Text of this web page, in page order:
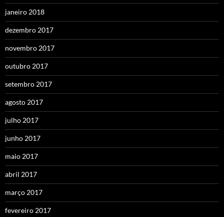
janeiro 2018
dezembro 2017
novembro 2017
outubro 2017
setembro 2017
agosto 2017
julho 2017
junho 2017
maio 2017
abril 2017
março 2017
fevereiro 2017